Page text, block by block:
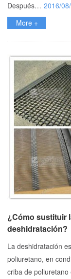
Después… 2016/
More +
¿Cómo sustituir
deshidratación?
La deshidratación
poliuretano, en
criba de